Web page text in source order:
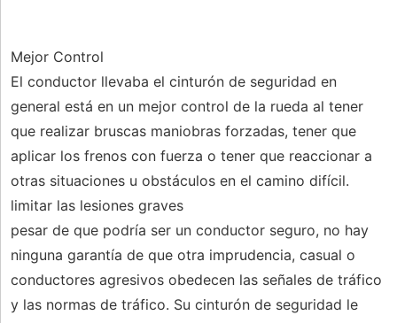
Mejor Control
El conductor llevaba el cinturón de seguridad en
general está en un mejor control de la rueda al tener
que realizar bruscas maniobras forzadas, tener que
aplicar los frenos con fuerza o tener que reaccionar a
otras situaciones u obstáculos en el camino difícil.
limitar las lesiones graves
pesar de que podría ser un conductor seguro, no hay
ninguna garantía de que otra imprudencia, casual o
conductores agresivos obedecen las señales de tráfico
y las normas de tráfico. Su cinturón de seguridad le